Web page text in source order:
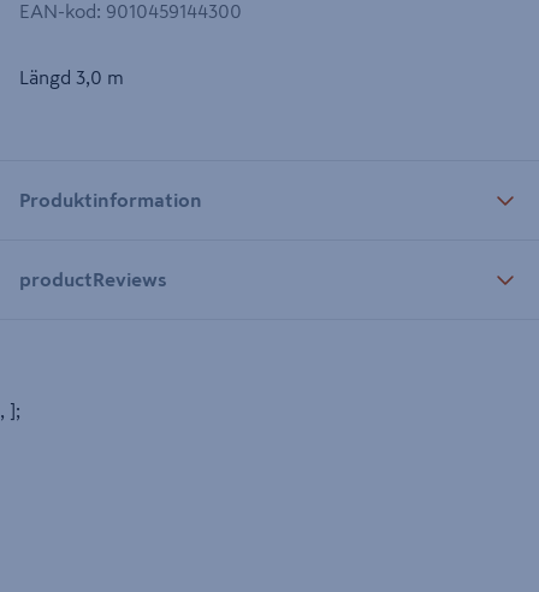
EAN-kod: 9010459144300
Längd 3,0 m
Produktinformation
productReviews
, ];